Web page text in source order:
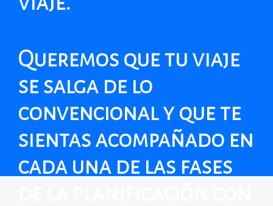
Queremos que tu viaje
se salga de lo
convencional y que te
sientas acompañado en
cada una de las fases